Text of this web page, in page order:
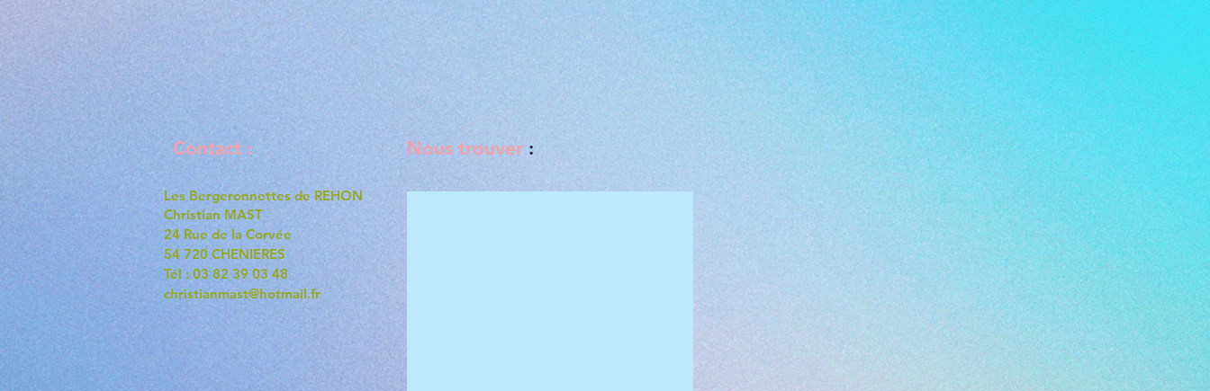
Contact :
Les Bergeronnettes de REHON
Christian MAST
24 Rue de la Corvée
54 720 CHENIERES
Tél : 03 82 39 03 48
christianmast@hotmail.fr
Nous trouver :